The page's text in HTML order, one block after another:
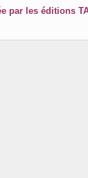
par les éditions